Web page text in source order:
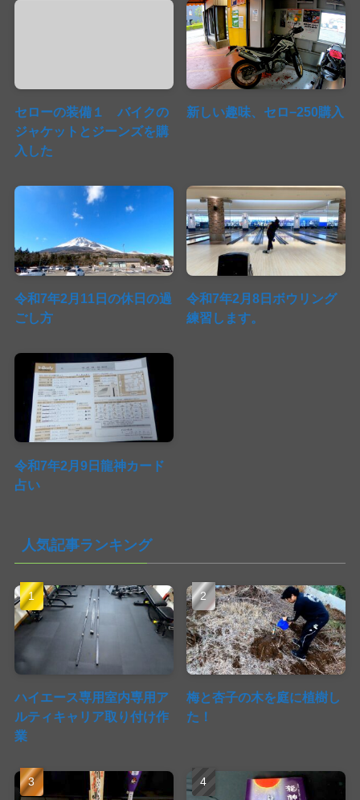
セローの装備１ バイクの
ジャケットとジーンズを購
入した
新しい趣味、セロ−250購入
令和7年2月11日の休日の過
ごし方
令和7年2月8日ボウリング
練習します。
令和7年2月9日龍神カード
占い
人気記事ランキング
ハイエース専用室内専用ア
ルティキャリア取り付け作
業
梅と杏子の木を庭に植樹し
た！